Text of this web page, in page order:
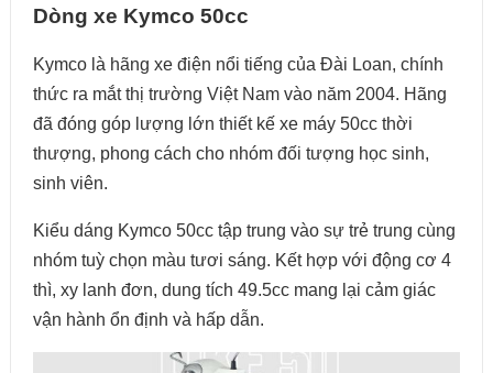
Dòng xe Kymco 50cc
Kymco là hãng xe điện nổi tiếng của Đài Loan, chính
thức ra mắt thị trường Việt Nam vào năm 2004. Hãng
đã đóng góp lượng lớn thiết kế xe máy 50cc thời
thượng, phong cách cho nhóm đối tượng học sinh,
sinh viên.
Kiểu dáng Kymco 50cc tập trung vào sự trẻ trung cùng
nhóm tuỳ chọn màu tươi sáng. Kết hợp với động cơ 4
thì, xy lanh đơn, dung tích 49.5cc mang lại cảm giác
vận hành ổn định và hấp dẫn.